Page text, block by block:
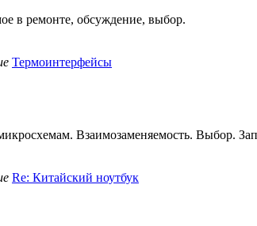
в ремонте, обсуждение, выбор.
Термоинтерфейсы
Взаимозаменяемость. Выбор.
Re: Китайский ноутбук